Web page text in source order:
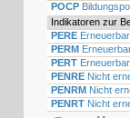
POCP
Indikatoren zur
PERE
PERM
PERT
PENRE Nicht
PENRM Nicht
PENRT Nicht